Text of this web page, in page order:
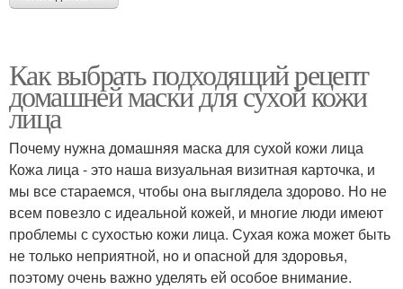
Как выбрать подходящий рецепт
домашней маски для сухой кожи
лица
Почему нужна домашняя маска для сухой кожи лица
Кожа лица - это наша визуальная визитная карточка, и
мы все стараемся, чтобы она выглядела здорово. Но не
всем повезло с идеальной кожей, и многие люди имеют
проблемы с сухостью кожи лица. Сухая кожа может быть
не только неприятной, но и опасной для здоровья,
поэтому очень важно уделять ей особое внимание.